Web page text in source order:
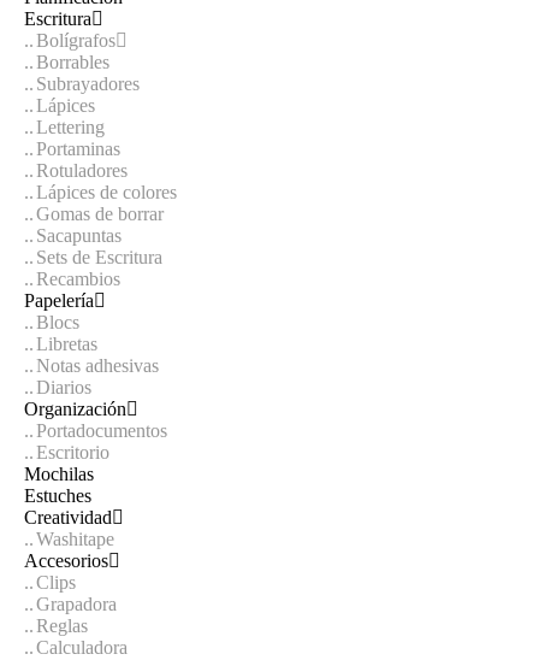
Escritura
Bolígrafos
Borrables
Subrayadores
Lápices
Lettering
Portaminas
Rotuladores
Lápices de colores
Gomas de borrar
Sacapuntas
Sets de Escritura
Recambios
Papelería
Blocs
Libretas
Notas adhesivas
Diarios
Organización
Portadocumentos
Escritorio
Mochilas
Estuches
Creatividad
Washitape
Accesorios
Clips
Grapadora
Reglas
Calculadora